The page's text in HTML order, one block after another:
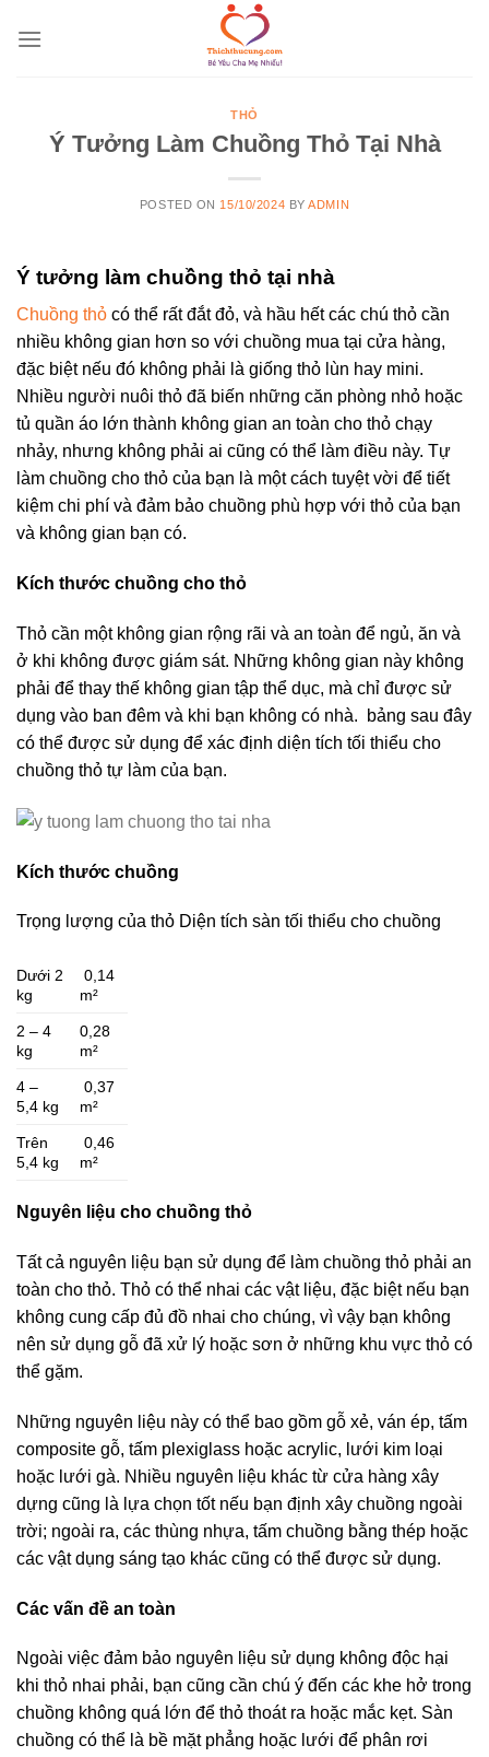
THỎ
Ý Tưởng Làm Chuồng Thỏ Tại Nhà
POSTED ON 15/10/2024 BYADMIN
Ý tưởng làm chuồng thỏ tại nhà
Chuồng thỏ có thể rất đắt đỏ, và hầu hết các chú thỏ cần
nhiều không gian hơn so với chuồng mua tại cửa hàng,
đặc biệt nếu đó không phải là giống thỏ lùn hay mini.
Nhiều người nuôi thỏ đã biến những căn phòng nhỏ hoặc
tủ quần áo lớn thành không gian an toàn cho thỏ chạy
nhảy, nhưng không phải ai cũng có thể làm điều này. Tự
làm chuồng cho thỏ của bạn là một cách tuyệt vời để tiết
kiệm chi phí và đảm bảo chuồng phù hợp với thỏ của bạn
và không gian bạn có.
Kích thước chuồng cho thỏ
Thỏ cần một không gian rộng rãi và an toàn để ngủ, ăn và
ở khi không được giám sát. Những không gian này không
phải để thay thế không gian tập thể dục, mà chỉ được sử
dụng vào ban đêm và khi bạn không có nhà. bảng sau đây
có thể được sử dụng để xác định diện tích tối thiểu cho
chuồng thỏ tự làm của bạn.
Kích thước chuồng
Trọng lượng của thỏ Diện tích sàn tối thiểu cho chuồng
Dưới 2
kg
0,14
m²
2 – 4
kg
0,28
m²
4 –
5,4 kg
0,37
m²
Trên
5,4 kg
0,46
m²
Nguyên liệu cho chuồng thỏ
Tất cả nguyên liệu bạn sử dụng để làm chuồng thỏ phải an
toàn cho thỏ. Thỏ có thể nhai các vật liệu, đặc biệt nếu bạn
không cung cấp đủ đồ nhai cho chúng, vì vậy bạn không
nên sử dụng gỗ đã xử lý hoặc sơn ở những khu vực thỏ có
thể gặm.
Những nguyên liệu này có thể bao gồm gỗ xẻ, ván ép, tấm
composite gỗ, tấm plexiglass hoặc acrylic, lưới kim loại
hoặc lưới gà. Nhiều nguyên liệu khác từ cửa hàng xây
dựng cũng là lựa chọn tốt nếu bạn định xây chuồng ngoài
trời; ngoài ra, các thùng nhựa, tấm chuồng bằng thép hoặc
các vật dụng sáng tạo khác cũng có thể được sử dụng.
Các vấn đề an toàn
Ngoài việc đảm bảo nguyên liệu sử dụng không độc hại
khi thỏ nhai phải, bạn cũng cần chú ý đến các khe hở trong
chuồng không quá lớn để thỏ thoát ra hoặc mắc kẹt. Sàn
chuồng có thể là bề mặt phẳng hoặc lưới để phân rơi